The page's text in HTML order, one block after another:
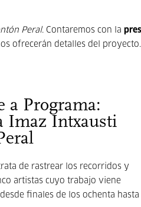
Peral. Contaremos con la
ofrecerán detalles del proyecto.
a Programa:
Imaz Intxausti
de rastrear los recorridos y
artistas cuyo trabajo viene
finales de los ochenta hasta